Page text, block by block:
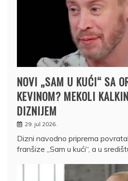
NOVI „SAM U KUĆI“ SA
KEVINOM? MEKOLI
DIZNIJEM
29. jul 2026.
Dizni navodno priprema
franšize „Sam u kući“, a u